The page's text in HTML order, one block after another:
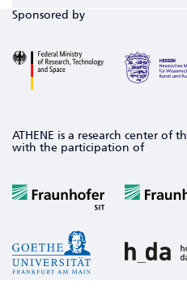
Sponsored by
ATHENE is a research center of
with the participation of